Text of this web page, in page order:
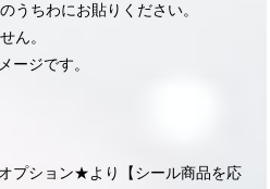
うちわにお貼りください。
ん。
ージです。
プション★より【シール商品を応